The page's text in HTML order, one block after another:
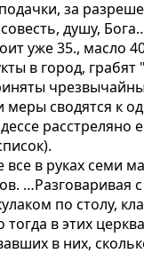
за
душу,
уже 35., масло
в город, грабят
меры сводятся к
расстреляно
все в руках семи
…Разговаривая
по столу,
тогда в этих
в них,